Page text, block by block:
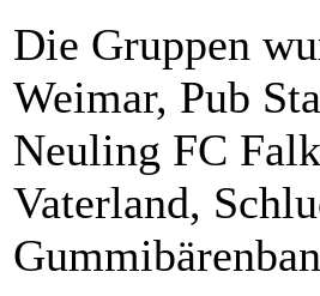
Die Gruppen
Weimar, Pub
Neuling FC
Vaterland,